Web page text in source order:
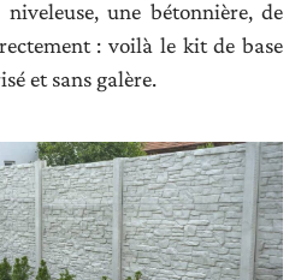
une bétonnière, de
: voilà le kit de base
et sans galère.